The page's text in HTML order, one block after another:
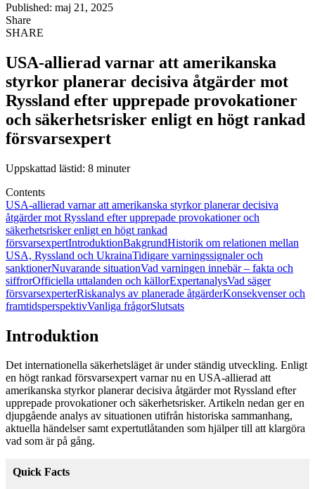
Published: maj 21, 2025
Share
SHARE
USA-allierad varnar att amerikanska
styrkor planerar decisiva åtgärder mot
Ryssland efter upprepade provokationer
och säkerhetsrisker enligt en högt rankad
försvarsexpert
Uppskattad lästid: 8 minuter
Contents
USA-allierad varnar att amerikanska styrkor planerar decisiva
åtgärder mot Ryssland efter upprepade provokationer och
säkerhetsrisker enligt en högt rankad
försvarsexpertIntroduktionBakgrundHistorik om relationen mellan
USA, Ryssland och UkrainaTidigare varningssignaler och
sanktionerNuvarande situationVad varningen innebär – fakta och
siffrorOfficiella uttalanden och källorExpertanalysVad säger
försvarsexperterRiskanalys av planerade åtgärderKonsekvenser och
framtidsperspektivVanliga frågorSlutsats
Introduktion
Det internationella säkerhetsläget är under ständig utveckling. Enligt
en högt rankad försvarsexpert varnar nu en USA-allierad att
amerikanska styrkor planerar decisiva åtgärder mot Ryssland efter
upprepade provokationer och säkerhetsrisker. Artikeln nedan ger en
djupgående analys av situationen utifrån historiska sammanhang,
aktuella händelser samt expertutlåtanden som hjälper till att klargöra
vad som är på gång.
Quick Facts